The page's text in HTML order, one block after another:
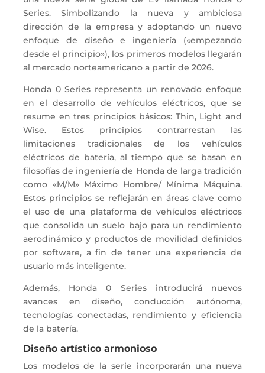
Series. Simbolizando la nueva y ambiciosa
dirección de la empresa y adoptando un nuevo
enfoque de diseño e ingeniería («empezando
desde el principio»), los primeros modelos llegarán
al mercado norteamericano a partir de 2026.
Honda 0 Series representa un renovado enfoque
en el desarrollo de vehículos eléctricos, que se
resume en tres principios básicos: Thin, Light and
Wise. Estos principios contrarrestan las
limitaciones tradicionales de los vehículos
eléctricos de batería, al tiempo que se basan en
filosofías de ingeniería de Honda de larga tradición
como «M/M» Máximo Hombre/ Mínima Máquina.
Estos principios se reflejarán en áreas clave como
el uso de una plataforma de vehículos eléctricos
que consolida un suelo bajo para un rendimiento
aerodinámico y productos de movilidad definidos
por software, a fin de tener una experiencia de
usuario más inteligente.
Además, Honda 0 Series introducirá nuevos
avances en diseño, conducción autónoma,
tecnologías conectadas, rendimiento y eficiencia
de la batería.
Diseño artístico armonioso
Los modelos de la serie incorporarán una nueva